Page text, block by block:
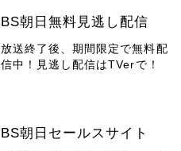
BS朝日無料見逃し配信
放送終了後、期間限定で無料配
信中！見逃し配信はTVerで！
BS朝日セールスサイト